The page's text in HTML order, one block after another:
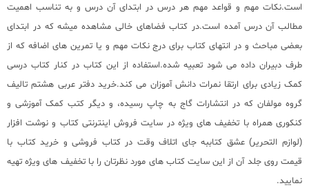
است.نکات مهم و قواعد مهم هر درس در ابتدای آن درس و به تناسب اهمیت
مطالب آن درس آمده است.در کتاب فضاهای خالی مشاهده میشه که در ابتدای
بعضی مباحث و در انتهای کتاب برای درج نکات مهم و یا تمرین های اضافه که از
طرف دبیران داده می شود تعبیه شده.استفاده از این کتاب در کنار کتاب درسی
کمک زیادی برای ارتقا نمرات دانش آموزان می کند.خرید دفتر عربی هشتم تالیف
گروه مولفان که در انتشارات گاج به چاپ رسیده، و دیگر کتب کمک آموزشی و
کنکوری همراه با تخفیف های ویژه در سایت فروش اینترنتی کتاب و نوشت افزار
(لوازم التحریر) عشق کتاببه جای اتلاف وقت در کتاب فروشی و خرید کتاب با
قیمت روی جلد آن از این سایت کتاب های مورد نظرتان را با تخفیف های ویژه تهیه
نمایید.